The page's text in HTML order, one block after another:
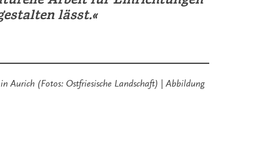
lässt.«
Aurich (Fotos: Ostfriesische Landschaft)
Abbildung